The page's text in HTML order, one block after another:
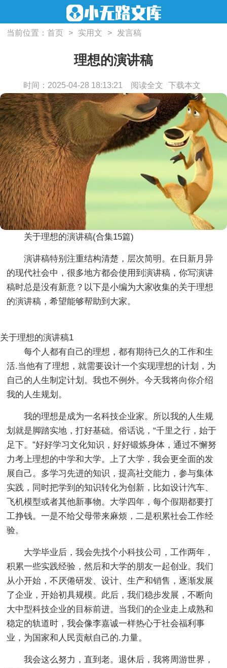
当前位置：首页 > 实用文 > 发言稿
理想的演讲稿
时间：2025-04-28 18:13:21 阅读全文 下载本文
关于理想的演讲稿(合集15篇)
演讲稿特别注重结构清楚，层次简明。在日新月异
的现代社会中，很多地方都会使用到演讲稿，你写演讲
稿时总是没有新意？以下是小编为大家收集的关于理想
的演讲稿，希望能够帮助到大家。
关于理想的演讲稿1
每个人都有自己的理想，都有期待已久的工作和生
活.当他有了理想，就需要设计一个实现理想的计划，为
自己的人生制定计划。我也不例外。今天我将向你介绍
我的人生规划。
我的理想是成为一名科技企业家。所以我的人生规
划就是脚踏实地，打好基础。俗话说，“千里之行，始于
足下。”好好学习文化知识，好好锻炼身体，通过不懈努
力考上理想的中学和大学。上了大学，我会更全面的发
展自己。多学习先进的知识，提高社交能力，参与集体
实践，同时把学到的知识转化为创新，比如设计汽车、
飞机模型或者其他新事物。大学四年，每个假期都要打
工挣钱。一是不给父母带来麻烦，二是积累社会工作经
验。
大学毕业后，我会先找个小科技公司，工作两年，
积累一些实践经验，然后和大学的朋友一起创业。我们
从小开始，不厌倦研发、设计、生产和销售，逐渐发展
了企业，开始初具规模。此后，我们稳步发展，不断向
大中型科技企业的目标前进。当我们的企业走上成熟和
稳定的轨道时，我会像李嘉诚一样热心于社会福利事
业，为国家和人民贡献自己的.力量。
我会这么努力，直到老。退休后，我将周游世界，